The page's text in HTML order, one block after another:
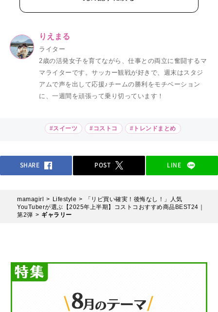
りえまる
ライター
2歳の活発女子を育てながら、仕事との両立に奮闘するマ
マライターです。サッカー観戦が好きで、週末はスタジ
アムで声を出して応援♪チームの勝利をモチベーション
に、一週間を頑張って乗り切っています！
#スイーツ #コストコ #トレンドまとめ
SHARE POST LINE
mamagirl Lifestyle
「リピ買い確実！後悔なし！」人気
YouTuberが選ぶ【2025年上半期】コストコおすすめ商品BEST24｜
第2弾
ギャラリー